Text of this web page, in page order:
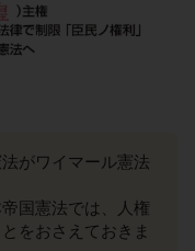
がワイマール憲法
国憲法では、人権
をおさえておきま